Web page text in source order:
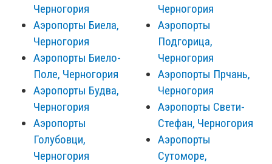
Черногория
Аэропорты Биела,
Черногория
Аэропорты Биело-
Поле, Черногория
Аэропорты Будва,
Черногория
Аэропорты
Голубовци,
Черногория
Черногория
Аэропорты
Подгорица,
Черногория
Аэропорты Прчань,
Черногория
Аэропорты Свети-
Стефан, Черногория
Аэропорты
Сутоморе,